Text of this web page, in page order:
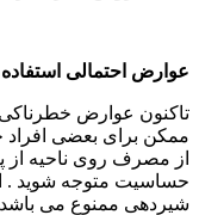
عوارض احتمالی استفاده
تاکنون عوارض
ممکن برای بعضی افراد
از مصرف روی ناحیه
حساسیت متوجه شوید .
شیردهی ممنوع می